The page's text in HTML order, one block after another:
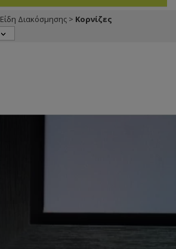
Είδη Διακόσμησης > Κορνίζες